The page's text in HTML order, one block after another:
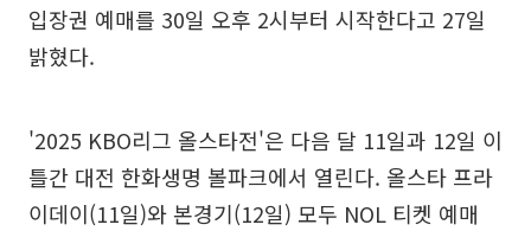
입장권 예매를 30일 오후 2시부터 시작한다고 27일
밝혔다.
'2025 KBO리그 올스타전'은 다음 달 11일과 12일 이
틀간 대전 한화생명 볼파크에서 열린다. 올스타 프라
이데이(11일)와 본경기(12일) 모두 NOL 티켓 예매